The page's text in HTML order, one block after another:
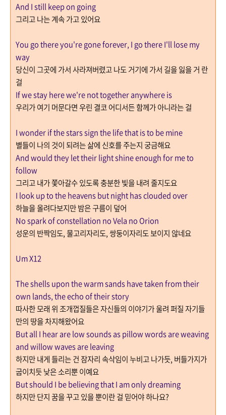
And I still keep on going
그리고 나는 계속 가고 있어요
You go there you're gone forever, I go there I'll lose my
way
당신이 그곳에 가서 사라져버렸고 나도 거기에 가서 길을 잃을 거 란
걸
If we stay here we're not together anywhere is
우리가 여기 머문다면 우린 결코 어디서든 함께가 아니라는 걸
I wonder if the stars sign the life that is to be mine
별들이 나의 것이 되려는 삶에 신호를 주는지 궁금해요
And would they let their light shine enough for me to
follow
그리고 내가 쫓아갈수 있도록 충분한 빛을 내려 줄지도요
I look up to the heavens but night has clouded over
하늘을 올려다보지만 밤은 구름이 덮어
No spark of constellation no Vela no Orion
성운의 반짝임도,물고리자리도,쌍둥이자리도 보이지 않네요
Um X12
The shells upon the warm sands have taken from their
own lands, the echo of their story
따사한 모래 위 조개껍질들은 자신들의 이야기가 울려 퍼질 자기들
만의 땅을 차지해왔어요
But all I hear are low sounds as pillow words are weaving
and willow waves are leaving
하지만 내게 들리는 건 잠자리 속삭임이 누비고 나가듯, 버들가지가
굽이치듯 낮은 소리뿐 이예요
But should I be believing that I am only dreaming
하지만 단지 꿈을 꾸고 있을 뿐이란 걸 믿어야 하나요?